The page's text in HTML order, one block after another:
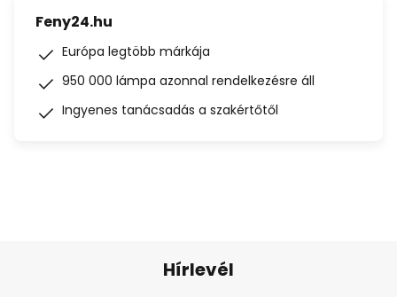
Feny24.hu
Európa legtöbb márkája
950 000 lámpa azonnal rendelkezésre áll
Ingyenes tanácsadás a szakértőtől
Hírlevél